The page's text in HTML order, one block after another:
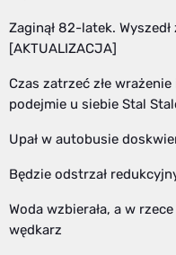
Zaginął 82-latek.
[AKTUALIZACJA]
Czas zatrzeć złe
podejmie u siebie Stal
Upał w autobusie
Będzie odstrzał
Woda wzbierała, a w
wędkarz